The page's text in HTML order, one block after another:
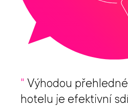
" Výhodou
hotelu je efektivní